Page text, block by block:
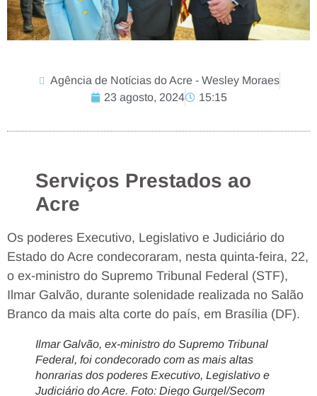
Agência de Notícias do Acre - Wesley Moraes
23 agosto, 2024
15:15
Serviços Prestados ao
Acre
Os poderes Executivo, Legislativo e Judiciário do
Estado do Acre condecoraram, nesta quinta-feira, 22,
o ex-ministro do Supremo Tribunal Federal (STF),
Ilmar Galvão, durante solenidade realizada no Salão
Branco da mais alta corte do país, em Brasília (DF).
Ilmar Galvão, ex-ministro do Supremo Tribunal
Federal, foi condecorado com as mais altas
honrarias dos poderes Executivo, Legislativo e
Judiciário do Acre. Foto: Diego Gurgel/Secom